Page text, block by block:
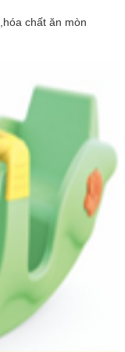
chất ăn mòn